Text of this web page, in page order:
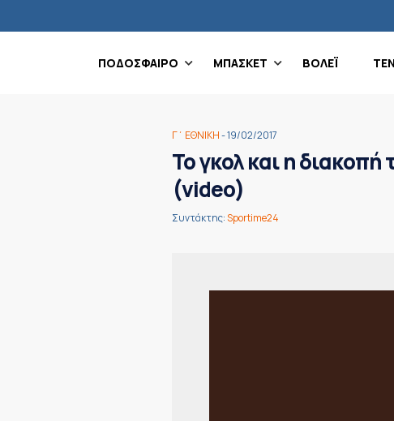
ΠΟΔΟΣΦΑΙΡΟ ΜΠΑΣΚΕΤ ΒΟΛΕΪ
Γ΄ ΕΘΝΙΚΗ- 19/02/2017
Το γκολ και η
(video)
Συντάκτης:Sportime24